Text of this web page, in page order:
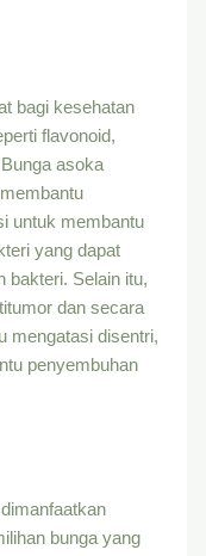
bagi kesehatan
flavonoid,
asoka
untuk membantu
yang dapat
bakteri. Selain itu,
dan secara
mengatasi disentri,
penyembuhan
bunga yang